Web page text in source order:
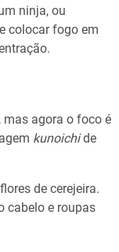
ninja, ou
colocar fogo em
agora o foco é
kunoichide
de cerejeira.
cabelo e roupas